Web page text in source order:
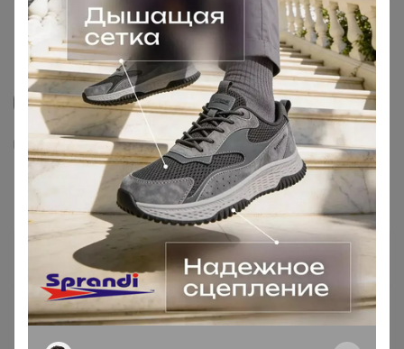
Распродажа
Футболка с длинным рукавом, арт. 0175-46
204
436,32р
Орг. 44,88р
Доставка ~ 14 дней с момента включения в
счет
После 23 августа 2026 г.